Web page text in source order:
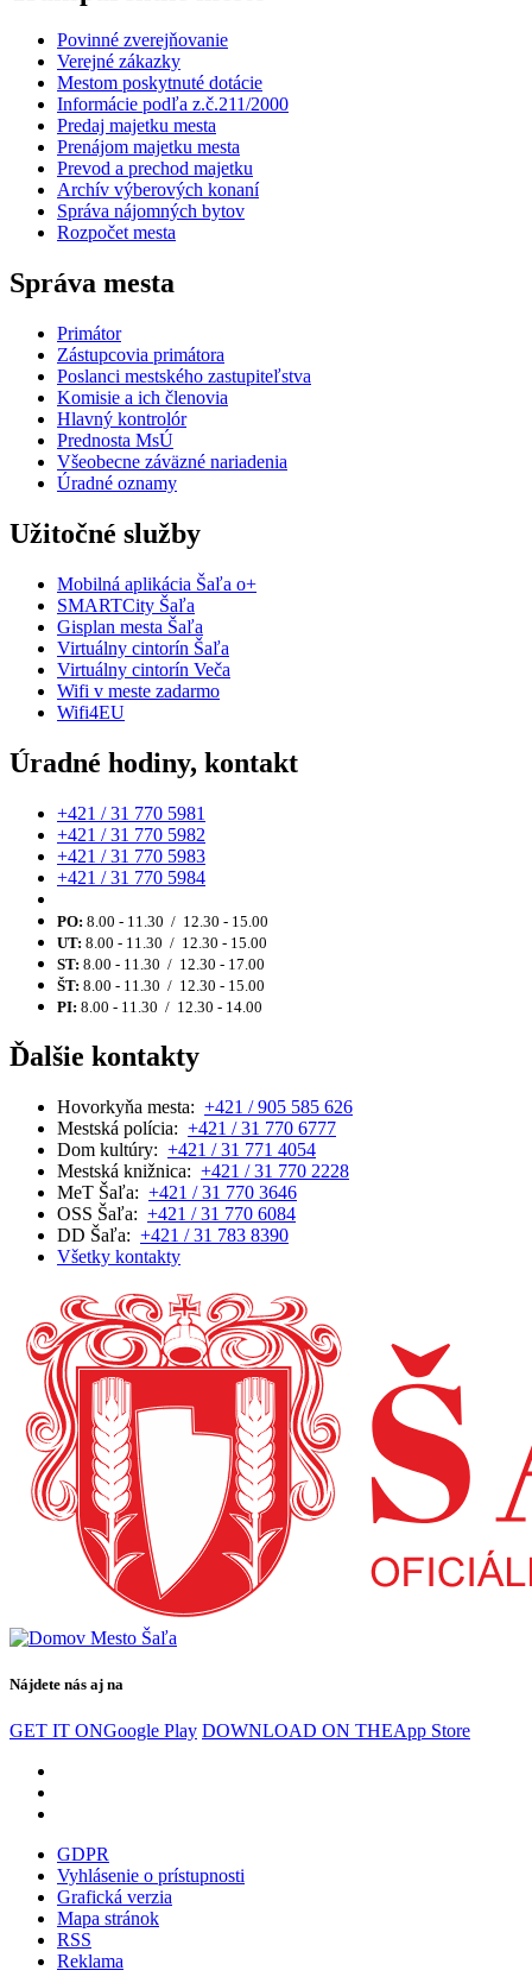
Povinné zverejňovanie
Verejné zákazky
Mestom poskytnuté dotácie
Informácie podľa z.č.211/2000
Predaj majetku mesta
Prenájom majetku mesta
Prevod a prechod majetku
Archív výberových konaní
Správa nájomných bytov
Rozpočet mesta
Správa mesta
Primátor
Zástupcovia primátora
Poslanci mestského zastupiteľstva
Komisie a ich členovia
Hlavný kontrolór
Prednosta MsÚ
Všeobecne záväzné nariadenia
Úradné oznamy
Užitočné služby
Mobilná aplikácia Šaľa o+
SMARTCity Šaľa
Gisplan mesta Šaľa
Virtuálny cintorín Šaľa
Virtuálny cintorín Veča
Wifi v meste zadarmo
Wifi4EU
Úradné hodiny, kontakt
+421 / 31 770 5981
+421 / 31 770 5982
+421 / 31 770 5983
+421 / 31 770 5984
PO: 8.00 - 11.30 / 12.30 - 15.00
UT: 8.00 - 11.30 / 12.30 - 15.00
ST: 8.00 - 11.30 / 12.30 - 17.00
ŠT: 8.00 - 11.30 / 12.30 - 15.00
PI: 8.00 - 11.30 / 12.30 - 14.00
Ďalšie kontakty
Hovorkyňa mesta: +421 / 905 585 626
Mestská polícia: +421 / 31 770 6777
Dom kultúry: +421 / 31 771 4054
Mestská knižnica: +421 / 31 770 2228
MeT Šaľa: +421 / 31 770 3646
OSS Šaľa: +421 / 31 770 6084
DD Šaľa: +421 / 31 783 8390
Všetky kontakty
Nájdete nás aj na
GET IT ONGoogle Play DOWNLOAD ON THEApp Store
GDPR
Vyhlásenie o prístupnosti
Grafická verzia
Mapa stránok
RSS
Reklama